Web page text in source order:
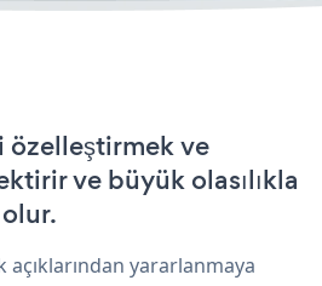
özelleştirmek ve
ve büyük olasılıkla
yararlanmaya